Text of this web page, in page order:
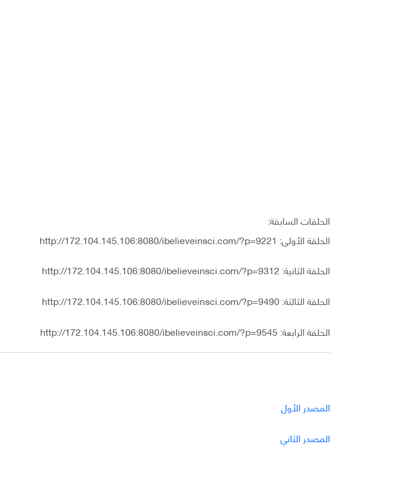
الحلقات السابقة:
الحلقة الأولى: http://172.104.145.106:8080/ibelieveinsci.com/?p=9221
الحلقة الثانية: http://172.104.145.106:8080/ibelieveinsci.com/?p=9312
الحلقة الثالثة: http://172.104.145.106:8080/ibelieveinsci.com/?p=9490
الحلقة الرابعة: http://172.104.145.106:8080/ibelieveinsci.com/?p=9545
المصدر الأول
المصدر الثاني